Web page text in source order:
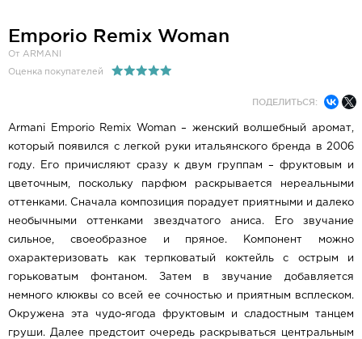
Emporio Remix Woman
От ARMANI
Оценка покупателей
ПОДЕЛИТЬСЯ:
Armani Emporio Remix Woman – женский волшебный аромат,
который появился с легкой руки итальянского бренда в 2006
году. Его причисляют сразу к двум группам – фруктовым и
цветочным, поскольку парфюм раскрывается нереальными
оттенками. Сначала композиция порадует приятными и далеко
необычными оттенками звездчатого аниса. Его звучание
сильное, своеобразное и пряное. Компонент можно
охарактеризовать как терпковатый коктейль с острым и
горьковатым фонтаном. Затем в звучание добавляется
немного клюквы со всей ее сочностью и приятным всплеском.
Окружена эта чудо-ягода фруктовым и сладостным танцем
груши. Далее предстоит очередь раскрываться центральным